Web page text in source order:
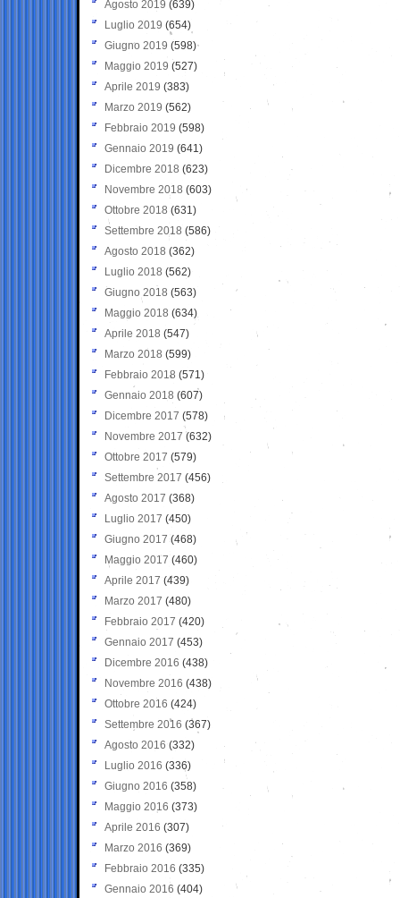
Agosto 2019 (639)
Luglio 2019 (654)
Giugno 2019 (598)
Maggio 2019 (527)
Aprile 2019 (383)
Marzo 2019 (562)
Febbraio 2019 (598)
Gennaio 2019 (641)
Dicembre 2018 (623)
Novembre 2018 (603)
Ottobre 2018 (631)
Settembre 2018 (586)
Agosto 2018 (362)
Luglio 2018 (562)
Giugno 2018 (563)
Maggio 2018 (634)
Aprile 2018 (547)
Marzo 2018 (599)
Febbraio 2018 (571)
Gennaio 2018 (607)
Dicembre 2017 (578)
Novembre 2017 (632)
Ottobre 2017 (579)
Settembre 2017 (456)
Agosto 2017 (368)
Luglio 2017 (450)
Giugno 2017 (468)
Maggio 2017 (460)
Aprile 2017 (439)
Marzo 2017 (480)
Febbraio 2017 (420)
Gennaio 2017 (453)
Dicembre 2016 (438)
Novembre 2016 (438)
Ottobre 2016 (424)
Settembre 2016 (367)
Agosto 2016 (332)
Luglio 2016 (336)
Giugno 2016 (358)
Maggio 2016 (373)
Aprile 2016 (307)
Marzo 2016 (369)
Febbraio 2016 (335)
Gennaio 2016 (404)